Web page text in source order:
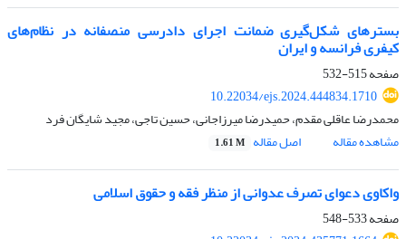
بسترهای شکل‌گیری ضمانت اجرای دادرسی منصفانه در نظام‌های
کیفری فرانسه و ایران
صفحه515-532
10.22034/ejs.2024.444834.1710
محمدرضا عاقلی مقدم، حمیدرضا میرزاجانی، حسین تاجی، مجید شایگان فرد
مشاهده مقاله
اصل مقاله 1.61 M
واکاوی دعوای تصرف عدوانی از منظر فقه و حقوق اسلامی
صفحه533-548